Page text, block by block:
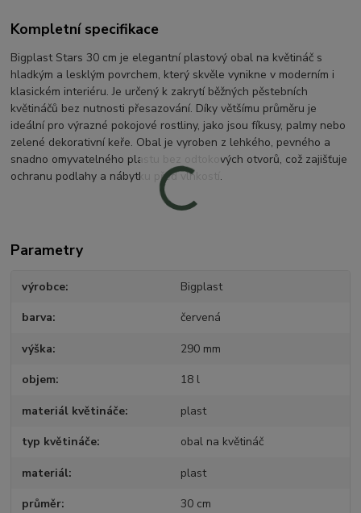
Kompletní specifikace
Bigplast Stars 30 cm je elegantní plastový obal na květináč s
hladkým a lesklým povrchem, který skvěle vynikne v moderním i
klasickém interiéru. Je určený k zakrytí běžných pěstebních
květináčů bez nutnosti přesazování. Díky většímu průměru je
ideální pro výrazné pokojové rostliny, jako jsou fíkusy, palmy nebo
zelené dekorativní keře. Obal je vyroben z lehkého, pevného a
snadno omyvatelného plastu bez odtokových otvorů, což zajišťuje
ochranu podlahy a nábytku před vlhkostí.
Parametry
výrobce Bigplast
barva červená
výška 290 mm
objem 18 l
materiál květináče plast
typ květináče obal na květináč
materiál plast
průměr 30 cm